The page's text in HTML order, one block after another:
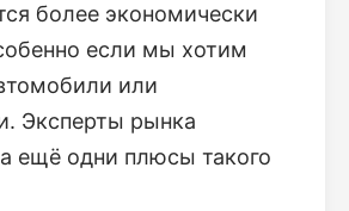
более экономически
если мы хотим
или
Эксперты рынка
ещё одни плюсы такого